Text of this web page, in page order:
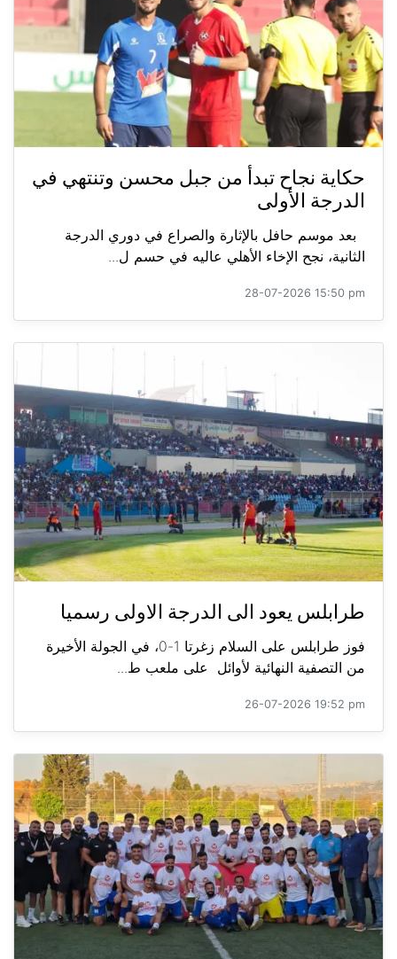
حكاية نجاح تبدأ من جبل محسن وتنتهي في
الدرجة الأولى
بعد موسم حافل بالإثارة والصراع في دوري الدرجة
الثانية، نجح الإخاء الأهلي عاليه في حسم ل...
28-07-2026 15:50 pm
طرابلس يعود الى الدرجة الاولى رسميا
فوز طرابلس على السلام زغرتا 1-0، في الجولة الأخيرة
من التصفية النهائية لأوائل على ملعب ط...
26-07-2026 19:52 pm